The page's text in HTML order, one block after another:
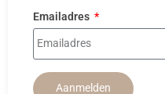
Emailadres
Aanmelden